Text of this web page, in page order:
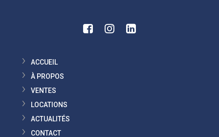
ACCUEIL
À PROPOS
VENTES
LOCATIONS
ACTUALITÉS
CONTACT